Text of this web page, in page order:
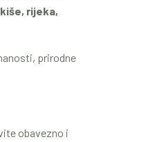
rijeka,
prirodne
obavezno i